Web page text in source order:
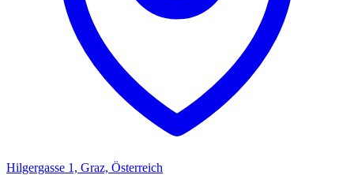
Hilgergasse 1, Graz, Österreich